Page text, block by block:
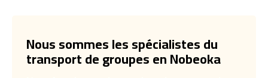
Nous sommes les spécialistes du
transport de groupes en Nobeoka